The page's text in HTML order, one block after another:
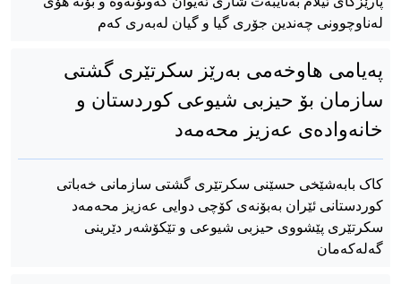
لەناوچوونی چەندین جۆری گیا و گیان لەبەری کەم
پەیامی هاوخەمی بەرێز سکرتێری گشتی
سازمان بۆ حیزبی شیوعی کوردستان و
خانەوادەی عەزیز محەمەد
کاک بابەشێخی حسێنی سکرتێری گشتی سازمانی خەباتی
کوردستانی ئێران بەبۆنەی کۆچی دوایی عەزیز محەمەد
سکرتێری پێشووی حیزبی شیوعی و تێکۆشەر دێرینی
گەلەکەمان